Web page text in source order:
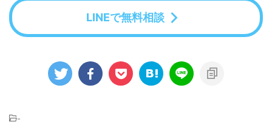
LINEで無料相談
-